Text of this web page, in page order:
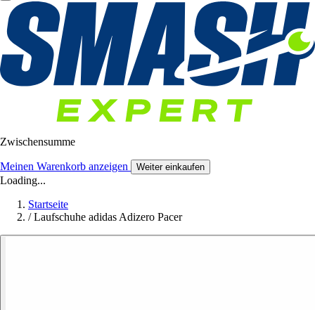
Zwischensumme
Meinen Warenkorb anzeigen Weiter einkaufen
Loading...
Startseite
/ Laufschuhe adidas Adizero Pacer